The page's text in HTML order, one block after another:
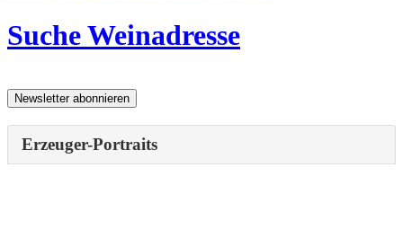
Suche Weinadresse
Erzeuger-Portraits